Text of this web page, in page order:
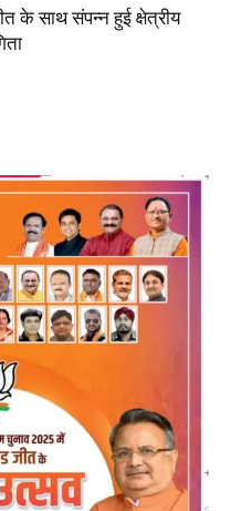
के साथ संपन्न हुई क्षेत्रीय